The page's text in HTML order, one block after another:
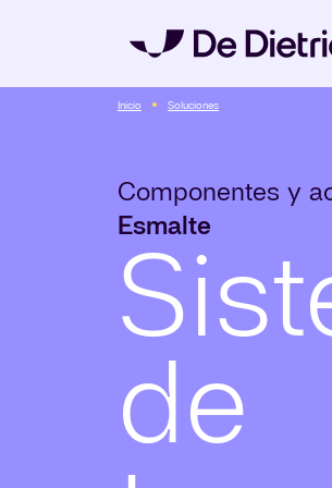
Inicio Soluciones
Componentes y
Esmalte
de